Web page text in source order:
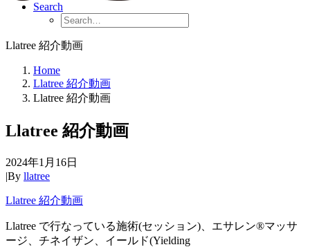
Search
Llatree 紹介動画
Home
Llatree 紹介動画
Llatree 紹介動画
Llatree 紹介動画
2024年1月16日
|By llatree
Llatree 紹介動画
Llatree で行なっている施術(セッション)、エサレン®︎マッサ
ージ、チネイザン、イールド(Yielding